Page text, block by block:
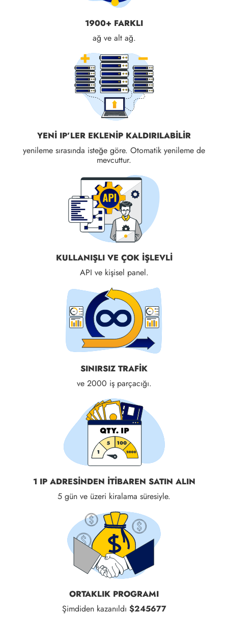
1900+ FARKLI
ağ ve alt ağ.
YENI IP’LER EKLENIP KALDIRILABILIR
yenileme sırasında isteğe göre. Otomatik yenileme de
mevcuttur.
KULLANIŞLI VE ÇOK IŞLEVLI
API ve kişisel panel.
SINIRSIZ TRAFIK
ve 2000 iş parçacığı.
1 IP ADRESINDEN ITIBAREN SATIN ALIN
5 gün ve üzeri kiralama süresiyle.
ORTAKLIK PROGRAMI
Şimdiden kazanıldı $245677